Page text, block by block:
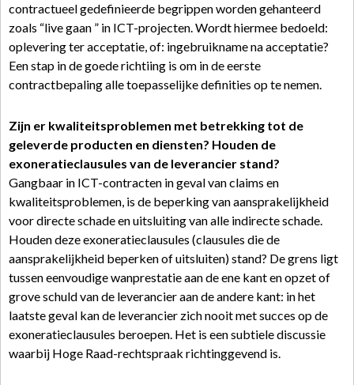
contractueel gedefinieerde begrippen worden gehanteerd
zoals “live gaan ” in ICT-projecten. Wordt hiermee bedoeld:
oplevering ter acceptatie, of: ingebruikname na acceptatie?
Een stap in de goede richtiing is om in de eerste
contractbepaling alle toepasselijke definities op te nemen.
Zijn er kwaliteitsproblemen met betrekking tot de
geleverde producten en diensten? Houden de
exoneratieclausules van de leverancier stand?
Gangbaar in ICT-contracten in geval van claims en
kwaliteitsproblemen, is de beperking van aansprakelijkheid
voor directe schade en uitsluiting van alle indirecte schade.
Houden deze exoneratieclausules (clausules die de
aansprakelijkheid beperken of uitsluiten) stand? De grens ligt
tussen eenvoudige wanprestatie aan de ene kant en opzet of
grove schuld van de leverancier aan de andere kant: in het
laatste geval kan de leverancier zich nooit met succes op de
exoneratieclausules beroepen. Het is een subtiele discussie
waarbij Hoge Raad-rechtspraak richtinggevend is.